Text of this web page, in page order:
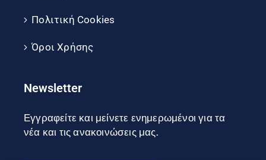
Πολιτική Cookies
Όροι Χρήσης
Newsletter
Εγγραφείτε και μείνετε ενημερωμένοι για τα
νέα και τις ανακοινώσεις μας.